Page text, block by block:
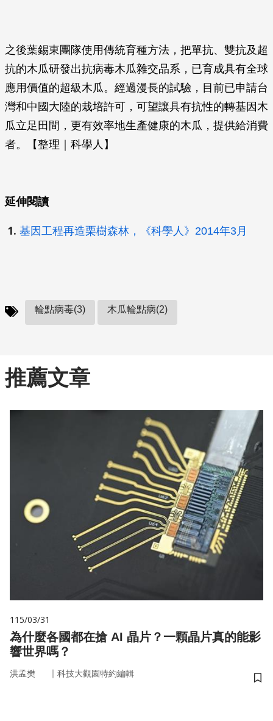
之後葉錫東團隊使用傳統育種方法，把單抗、雙抗及超
抗的木瓜研發出抗病毒木瓜雜交品系，已育成具有全球
應用價值的超級木瓜。經過漫長的試驗，目前已申請台
灣和中國大陸的栽培許可，可望讓具有抗性的轉基因木
瓜立足田間，更有效率地生產健康的木瓜，提供給消費
者。【整理｜科學人】
延伸閱讀
基因工程再造栗樹森林，《科學人》2014年3月
輪點病毒(3) 木瓜輪點病(2)
推薦文章
115/03/31
為什麼各國都在搶 AI 晶片？一顆晶片真的能影
響世界嗎？
洪孟樊 ｜ 科技大觀園特約編輯
儲